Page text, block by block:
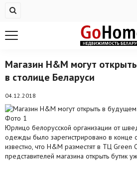
Купить квартиру
На сутки
Новостройки
Дома/коттеджи/участки
Комерческая
Продажа коммерческой
Магазин H&M могут
в столице Беларуси
04.12.2018
Юрлицо белорусской организации от
одежды было зарегистрировано в конце
известно, что H&M разместят в ТЦ Green
представителей магазина открыть бутик